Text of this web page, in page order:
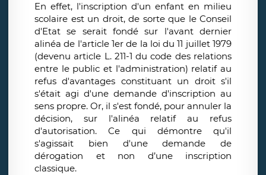
En effet, l'inscription d'un enfant en milieu
scolaire est un droit, de sorte que le Conseil
d'Etat se serait fondé sur l'avant dernier
alinéa de l'article 1er de la loi du 11 juillet 1979
(devenu article L. 211-1 du code des relations
entre le public et l'administration) relatif au
refus d'avantages constituant un droit s'il
s'était agi d'une demande d'inscription au
sens propre. Or, il s'est fondé, pour annuler la
décision, sur l'alinéa relatif au refus
d'autorisation. Ce qui démontre qu'il
s'agissait bien d'une demande de
dérogation et non d’une inscription
classique.